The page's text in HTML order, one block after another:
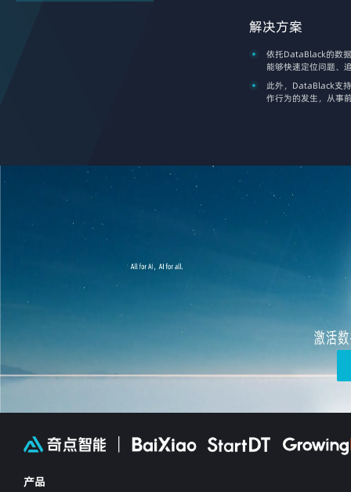
解决方案
依托DataBlack的数
能够快速定位问题、
此外，DataBlack支
作行为的发生，从事
产品